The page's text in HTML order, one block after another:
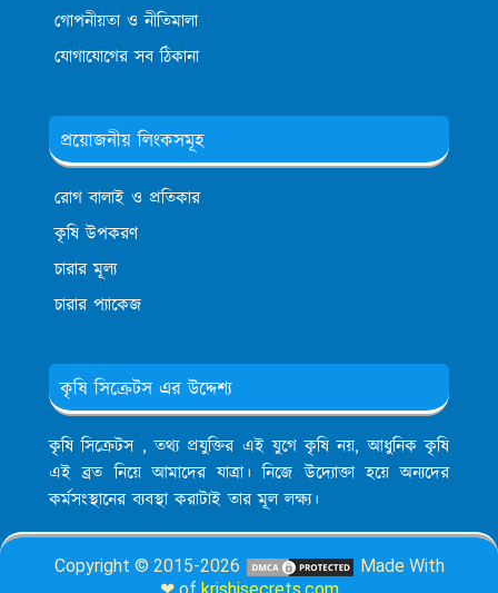
গোপনীয়তা ও নীতিমালা
যোগাযোগের সব ঠিকানা
প্রয়োজনীয় লিংকসমূহ
রোগ বালাই ও প্রতিকার
কৃষি উপকরণ
চারার মূল্য
চারার প্যাকেজ
কৃষি সিক্রেটস এর উদ্দেশ্য
কৃষি সিক্রেটস , তথ্য প্রযুক্তির এই যুগে কৃষি নয়, আধুনিক কৃষি
এই ব্রত নিয়ে আমাদের যাত্রা। নিজে উদ্যোক্তা হয়ে অন্যদের
কর্মসংস্থানের ব্যবস্থা করাটাই তার মূল লক্ষ্য।
Copyright © 2015-2026
Made With
❤ of krishisecrets.com